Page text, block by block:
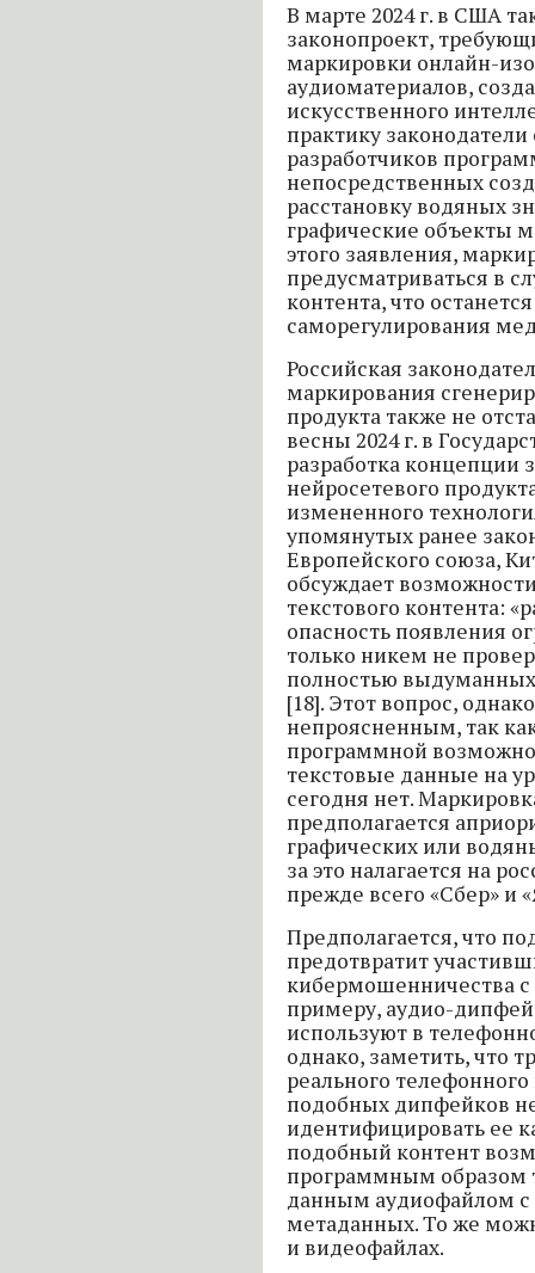
В марте 2024 г. в США
законопроект,
маркировки онлайн-
аудиоматериалов,
искусственного
практику
разработчиков
непосредственных
расстановку водяных
графические объекты
этого заявления,
предусматриваться в
контента, что
саморегулирования
Российская
маркирования
продукта также не
весны 2024 г. в
разработка концепции
нейросетевого
измененного
упомянутых ранее
Европейского союза,
обсуждает
текстового контента:
опасность появления
только никем не
полностью
[18]. Этот вопрос,
непроясненным, так
программной
текстовые данные на
сегодня нет.
предполагается
графических или
за это налагается на
прежде всего «Сбер» и
Предполагается, что
предотвратит
кибермошенничества
примеру, аудио-
используют в
однако, заметить, что
реального
подобных дипфейков
идентифицировать ее
подобный контент
программным образом
данным аудиофайлом
метаданных. То же
и видеофайлах.